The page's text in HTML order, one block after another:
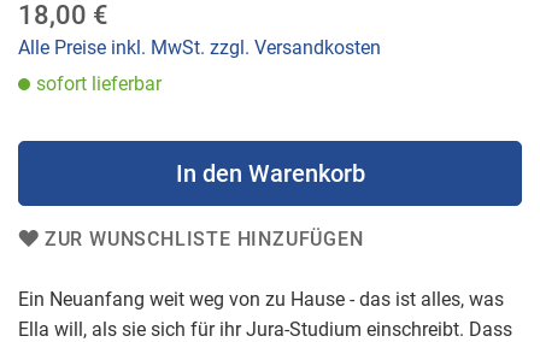
18,00 €
Alle Preise inkl. MwSt. zzgl. Versandkosten
sofort lieferbar
In den Warenkorb
ZUR WUNSCHLISTE HINZUFÜGEN
Ein Neuanfang weit weg von zu Hause - das ist alles, was
Ella will, als sie sich für ihr Jura-Studium einschreibt. Dass